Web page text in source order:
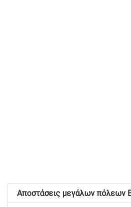
Αποστάσεις μεγάλων πόλεων